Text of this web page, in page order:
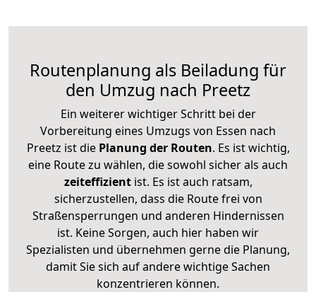
Routenplanung als Beiladung für
den Umzug nach Preetz
Ein weiterer wichtiger Schritt bei der
Vorbereitung eines Umzugs von Essen nach
Preetz ist diePlanung der Routen. Es ist wichtig,
eine Route zu wählen, die sowohl sicher als auch
zeiteffizientist. Es ist auch ratsam,
sicherzustellen, dass die Route frei von
Straßensperrungen und anderen Hindernissen
ist. Keine Sorgen, auch hier haben wir
Spezialisten und übernehmen gerne die Planung,
damit Sie sich auf andere wichtige Sachen
konzentrieren können.